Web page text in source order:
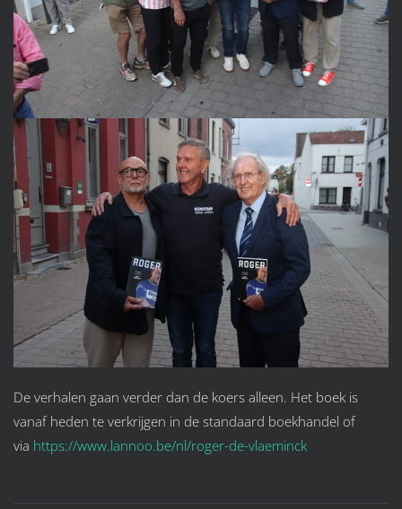
De verhalen gaan verder dan de koers alleen. Het boek is
vanaf heden te verkrijgen in de standaard boekhandel of
via https://www.lannoo.be/nl/roger-de-vlaeminck